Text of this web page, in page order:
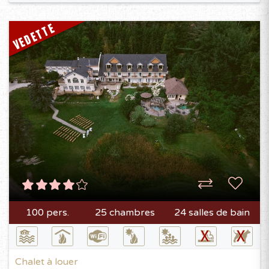
VEDETTE
100 pers. 25 chambres 24 salles de bain
Chalet à louer